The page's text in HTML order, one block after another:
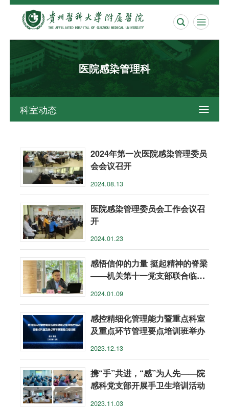
 
医院感染管理科
科室动态 
2024年第一次医院感染管理委员
会会议召开
2024.08.13
医院感染管理委员会工作会议召
开
2024.01.23
感悟信仰的力量 挺起精神的脊梁
——机关第十一党支部联合临床
2024.01.09
感控精细化管理能力暨重点科室
及重点环节管理要点培训班举办
2023.12.13
携“手”共进，“感”为人先——院
感科党支部开展手卫生培训活动
2023.11.03